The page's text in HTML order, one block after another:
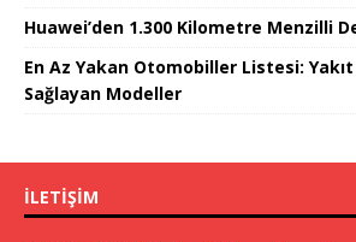
Huawei’den 1.300 Kilometre Menzilli
En Az Yakan Otomobiller Listesi:
Sağlayan Modeller
İLETIŞIM